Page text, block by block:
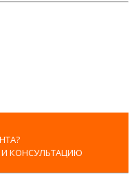
И КОНСУЛЬТАЦИЮ